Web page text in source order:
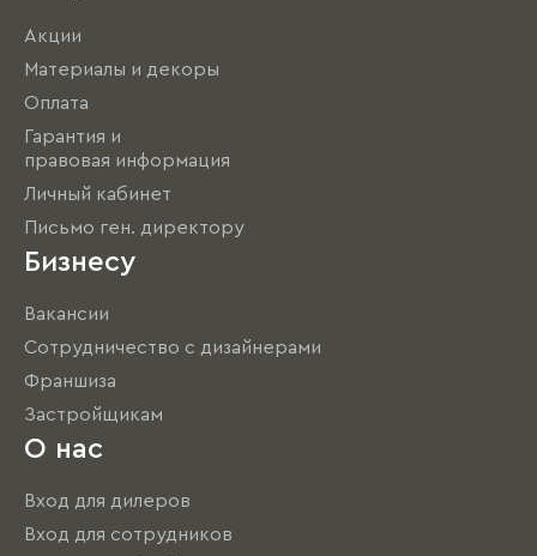
Акции
Материалы и декоры
Оплата
Гарантия и
правовая информация
Личный кабинет
Письмо ген. директору
Бизнесу
Вакансии
Сотрудничество с дизайнерами
Франшиза
Застройщикам
О нас
Вход для дилеров
Вход для сотрудников